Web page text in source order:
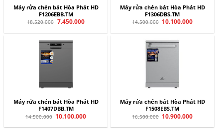
Máy rửa chén bát Hòa Phát HD
F1206EBB.TM
18.520.000 Giá
là:
7.450.000Giá
tại
Máy rửa chén bát Hòa Phát HD
F1306DBS.TM
14.500.000 Giá
là:
10.100.000Giá
tại
Máy rửa chén bát Hòa Phát HD
F1407DBB.TM
14.500.000 Giá
gốc
là:
10.100.000Giá
tại
Máy rửa chén bát Hòa Phát HD
F1508EBS.TM
16.500.000 Giá
gốc
là:
10.900.000Giá
tại